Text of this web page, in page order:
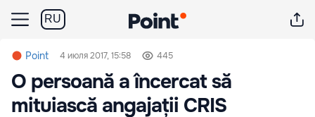
RU
Point 4 июля 2017, 15:58 445
O persoană a încercat să
mituiască angajații CRIS